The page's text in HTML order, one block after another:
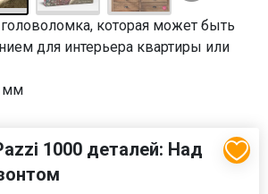
головоломка, которая может быть
для интерьера квартиры или
мм
1000 деталей: Над